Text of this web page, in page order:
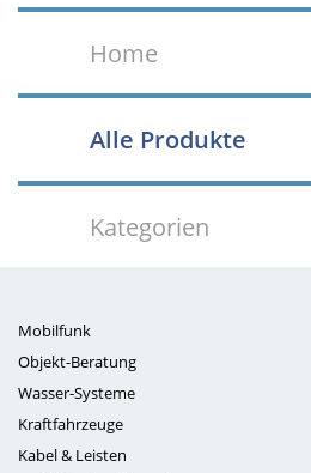
Home
Alle Produkte
Kategorien
Mobilfunk
Objekt-Beratung
Wasser-Systeme
Kraftfahrzeuge
Kabel & Leisten